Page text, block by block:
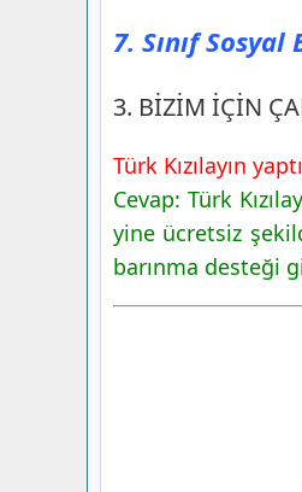
7. Sınıf
3. BİZİM İÇİN
Türk Kızılayın
Cevap: Türk
yine ücretsiz
barınma desteği